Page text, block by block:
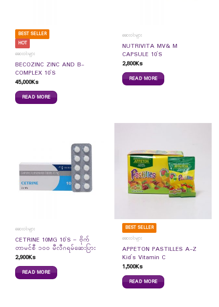
BEST SELLER
HOT
ဆေးဝါးများ
BECOZINC ZINC AND B-
COMPLEX 10`S
45,000Ks
READ MORE
ဆေးဝါးများ
NUTRIVITA MV& M
CAPSULE 10`S
2,800Ks
READ MORE
ဆေးဝါးများ
CETRINE 10MG 10`S – ဗိုက်
တာမင်စီ ၁၀၀ မီလီဂရမ်ဆေးပြား
2,900Ks
READ MORE
BEST SELLER
ဆေးဝါးများ
APPETON PASTILLES A-Z
Kid`s Vitamin C
1,500Ks
READ MORE